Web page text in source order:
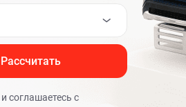
Рассчитать
и соглашаетесь с